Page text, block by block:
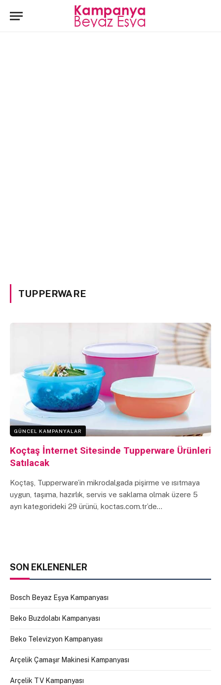
TUPPERWARE
GÜNCEL KAMPANYALAR
Koçtaş İnternet Sitesinde Tupperware Ürünleri
Satılacak
Koçtaş, Tupperware’in mikrodalgada pişirme ve ısıtmaya
uygun, taşıma, hazırlık, servis ve saklama olmak üzere 5
ayrı kategorideki 29 ürünü, koctas.com.tr’de…
SON EKLENENLER
Bosch Beyaz Eşya Kampanyası
Beko Buzdolabı Kampanyası
Beko Televizyon Kampanyası
Arçelik Çamaşır Makinesi Kampanyası
Arçelik TV Kampanyası